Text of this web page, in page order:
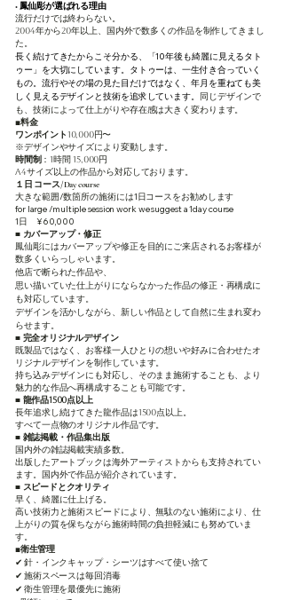
​■ 鳳仙彫が選ばれる理由
流行だけでは終わらない。
2004年から20年以上、国内外で数多くの作品を制作してきまし
た。
長く続けてきたからこそ分かる、
「10年後も綺麗に見えるタト
ゥー」を大切にしています。 タトゥーは、一生付き合っていく
もの。流行やその場の見た目だけではなく、年月を重ねても美
しく見えるデザインと技術を追求しています。
同じデザインで
も、技術によって仕上がりや存在感は大きく変わります。
◼️料金
ワンポイント 10,000円〜
※デザインやサイズにより変動します。
時間制 ： 1時間 15,000円
A4サイズ以上の作品から対応しております。
１日 コース/Day course
大きな範囲/数箇所の施術には1日コースをお勧めします​
for large /multiple session work we suggest a 1day course
1日 ¥60,000
■ カバーアップ・修正
鳳仙彫にはカバーアップや修正を目的にご来店されるお客様が
数多くいらっしゃいます。
他店で断られた作品や、
思い描いていた仕上がりにならなかった作品の修正・再構成に
も対応しています。
デザインを活かしながら、新しい作品として自然に生まれ変わ
らせます。
■ 完全オリジナルデザイン
既製品ではなく、お客様一人ひとりの想いや好みに合わせたオ
リジナルデザインを制作しています。
持ち込みデザインにも対応し、そのまま施術することも、より
魅力的な作品へ再構成することも可能です。
■ 龍作品1500点以上
長年追求し続けてきた龍作品は1500点以上。
すべて一点物のオリジナル作品です。
■ 雑誌掲載・作品集出版
国内外の雑誌掲載実績多数。
出版したアートブックは海外アーティストからも支持されてい
ます。国内外で作品が紹介されています。
■ スピードとクオリティ
早く、綺麗に仕上げる。
高い技術力と施術スピードにより、無駄のない施術により、仕
上がりの質を保ちながら施術時間の負担軽減にも努めていま
す。
◼️衛生管理
✔ 針・インクキャップ・シーツはすべて使い捨て
✔ 施術スペースは毎回消毒
✔ 衛生管理を最優先に施術